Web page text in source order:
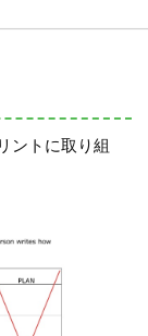
ントに取り組